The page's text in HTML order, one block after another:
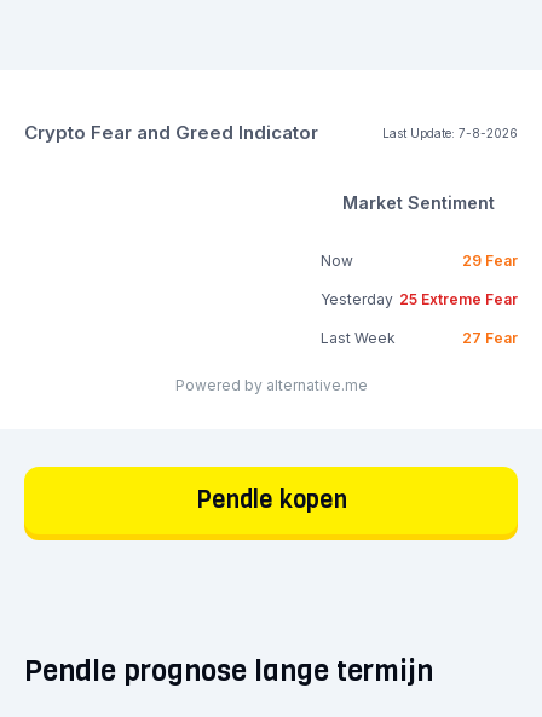
Crypto Fear and Greed Indicator Last Update: 7-8-2026
Market Sentiment
Now 29 Fear
Yesterday 25 Extreme Fear
Last Week 27 Fear
Powered by alternative.me
Pendle kopen
Pendle prognose lange termijn